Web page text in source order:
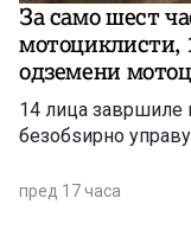
За само шест
мотоциклисти,
одземени
14 лица завршиле
безобѕирно
пред 17 часа